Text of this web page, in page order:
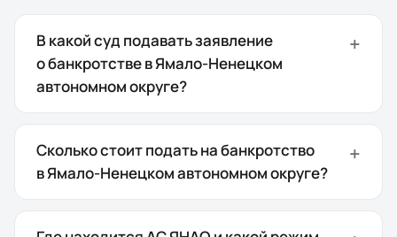
В какой суд подавать заявление
о банкротстве в Ямало-Ненецком
автономном округе?
Сколько стоит подать на банкротство
в Ямало-Ненецком автономном округе?